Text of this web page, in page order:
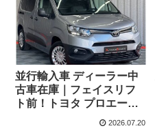
並行輸入車 ディーラー中
古車在庫｜フェイスリフ
ト前！トヨタ プロエース
シティパネルバン L1 コン
2026.07.20